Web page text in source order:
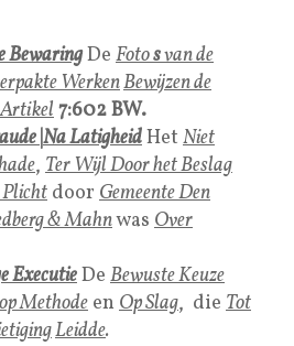
BewaringDe Fotosvan de
WerkenBewijzen de
Artikel7:602 BW.
Na LatigheidHet Niet
, Ter Wijl Door het Beslag
Plichtdoor Gemeente Den
& Mahnwas Over
ExecutieDe Bewuste Keuze
Methode en Op Slag, die Tot
Leidde.